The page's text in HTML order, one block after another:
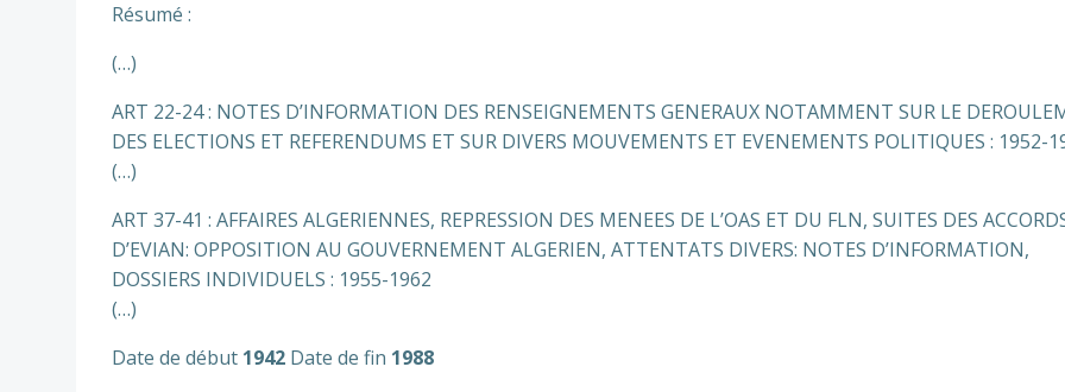
Résumé :
(…)
ART 22-24 : NOTES D’INFORMATION DES RENSEIGNEMENTS GENERAUX NOTAMMENT SUR LE
DES ELECTIONS ET REFERENDUMS ET SUR DIVERS MOUVEMENTS ET EVENEMENTS POLITIQUES : 1952-
(…)
ART 37-41 : AFFAIRES ALGERIENNES, REPRESSION DES MENEES DE L’OAS ET DU FLN, SUITES DES
D’EVIAN: OPPOSITION AU GOUVERNEMENT ALGERIEN, ATTENTATS DIVERS: NOTES D’INFORMATION,
DOSSIERS INDIVIDUELS : 1955-1962
(…)
Date de début 1942 Date de fin 1988